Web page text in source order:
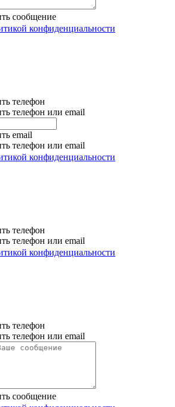
сообщение
конфиденциальности
телефон
телефон или email
email
телефон или email
конфиденциальности
телефон
телефон или email
конфиденциальности
телефон
телефон или email
сообщение